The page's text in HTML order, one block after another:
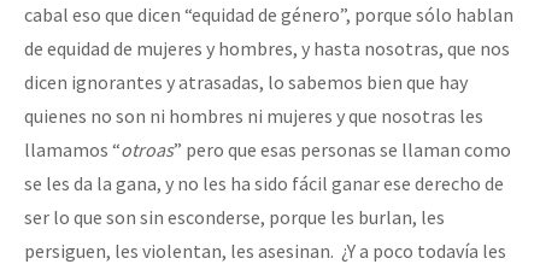
cabal eso que dicen “equidad de género”, porque sólo hablan
de equidad de mujeres y hombres, y hasta nosotras, que nos
dicen ignorantes y atrasadas, lo sabemos bien que hay
quienes no son ni hombres ni mujeres y que nosotras les
llamamos “otroas” pero que esas personas se llaman como
se les da la gana, y no les ha sido fácil ganar ese derecho de
ser lo que son sin esconderse, porque les burlan, les
persiguen, les violentan, les asesinan. ¿Y a poco todavía les